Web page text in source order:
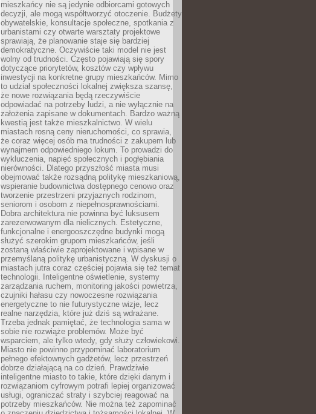
mieszkańcy nie są jedynie odbiorcami gotowych
decyzji, ale mogą współtworzyć otoczenie. Budżety
obywatelskie, konsultacje społeczne, spotkania z
urbanistami czy otwarte warsztaty projektowe
sprawiają, że planowanie staje się bardziej
demokratyczne. Oczywiście taki model nie jest
wolny od trudności. Często pojawiają się spory
dotyczące priorytetów, kosztów czy wpływu
inwestycji na konkretne grupy mieszkańców. Mimo
to udział społeczności lokalnej zwiększa szansę,
że nowe rozwiązania będą rzeczywiście
odpowiadać na potrzeby ludzi, a nie wyłącznie na
założenia zapisane w dokumentach. Bardzo ważną
kwestią jest także mieszkalnictwo. W wielu
miastach rosną ceny nieruchomości, co sprawia,
że coraz więcej osób ma trudności z zakupem lub
wynajmem odpowiedniego lokum. To prowadzi do
wykluczenia, napięć społecznych i pogłębiania
nierówności. Dlatego przyszłość miasta musi
obejmować także rozsądną politykę mieszkaniową,
wspieranie budownictwa dostępnego cenowo oraz
tworzenie przestrzeni przyjaznych rodzinom,
seniorom i osobom z niepełnosprawnościami.
Dobra architektura nie powinna być luksusem
zarezerwowanym dla nielicznych. Estetyczne,
funkcjonalne i energooszczędne budynki mogą
służyć szerokim grupom mieszkańców, jeśli
zostaną właściwie zaprojektowane i wpisane w
przemyślaną politykę urbanistyczną. W dyskusji o
miastach jutra coraz częściej pojawia się też temat
technologii. Inteligentne oświetlenie, systemy
zarządzania ruchem, monitoring jakości powietrza,
czujniki hałasu czy nowoczesne rozwiązania
energetyczne to nie futurystyczne wizje, lecz
realne narzędzia, które już dziś są wdrażane.
Trzeba jednak pamiętać, że technologia sama w
sobie nie rozwiąże problemów. Może być
wsparciem, ale tylko wtedy, gdy służy człowiekowi.
Miasto nie powinno przypominać laboratorium
pełnego efektownych gadżetów, lecz przestrzeń
dobrze działającą na co dzień. Prawdziwie
inteligentne miasto to takie, które dzięki danym i
rozwiązaniom cyfrowym potrafi lepiej organizować
usługi, ograniczać straty i szybciej reagować na
potrzeby mieszkańców. Nie można też zapominać